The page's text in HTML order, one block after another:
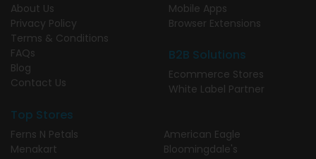
About Us
Privacy Policy
Terms & Conditions
FAQs
Blog
Contact Us
Mobile Apps
Browser Extensions
B2B Solutions
Ecommerce Stores
White Label Partner
Top Stores
Ferns N Petals
Menakart
American Eagle
Bloomingdale's